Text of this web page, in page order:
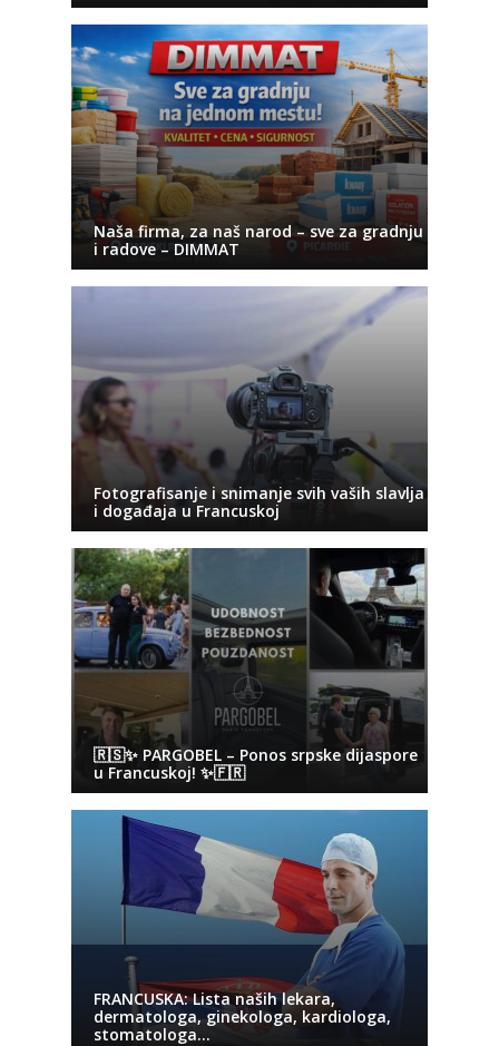
Naša firma, za naš narod – sve za gradnju
i radove – DIMMAT
Fotografisanje i snimanje svih vaših slavlja
i događaja u Francuskoj
🇷🇸✨ PARGOBEL – Ponos srpske dijaspore
u Francuskoj! ✨🇫🇷
FRANCUSKA: Lista naših lekara,
dermatologa, ginekologa, kardiologa,
stomatologa…